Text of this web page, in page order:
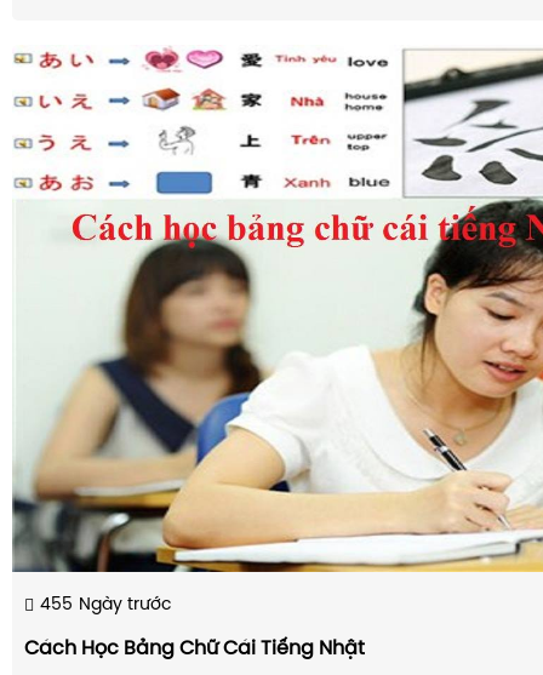
455 Ngày trước
Cách Học Bảng Chữ Cái Tiếng Nhật